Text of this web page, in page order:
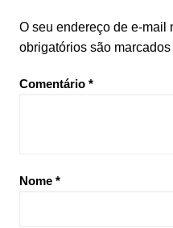
O seu endereço de e-mail
obrigatórios são marcados
Comentário *
Nome *